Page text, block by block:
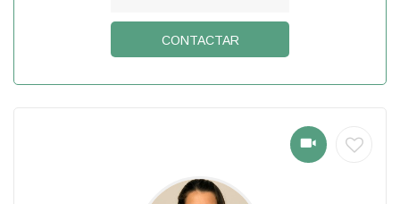
CONTACTAR